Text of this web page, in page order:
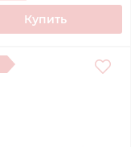
Купить